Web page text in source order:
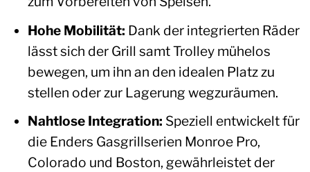
Hohe Mobilität: Dank der integrierten Räder
lässt sich der Grill samt Trolley mühelos
bewegen, um ihn an den idealen Platz zu
stellen oder zur Lagerung wegzuräumen.
Nahtlose Integration: Speziell entwickelt für
die Enders Gasgrillserien Monroe Pro,
Colorado und Boston, gewährleistet der